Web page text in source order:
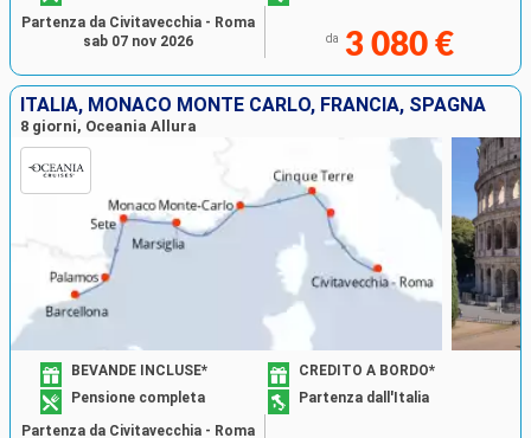
da 3 080 €
Partenza da Civitavecchia - Roma
sab 07 nov 2026
ITALIA, MONACO MONTE CARLO, FRANCIA, SPAGNA
8 giorni, Oceania Allura
BEVANDE INCLUSE*
CREDITO A BORDO*
Pensione completa
Partenza dall'Italia
Partenza da Civitavecchia - Roma